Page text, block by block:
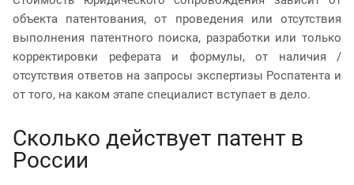
объекта патентования, от проведения или отсутствия
выполнения патентного поиска, разработки или только
корректировки реферата и формулы, от наличия /
отсутствия ответов на запросы экспертизы Роспатента и
от того, на каком этапе специалист вступает в дело.
Сколько действует патент в
России